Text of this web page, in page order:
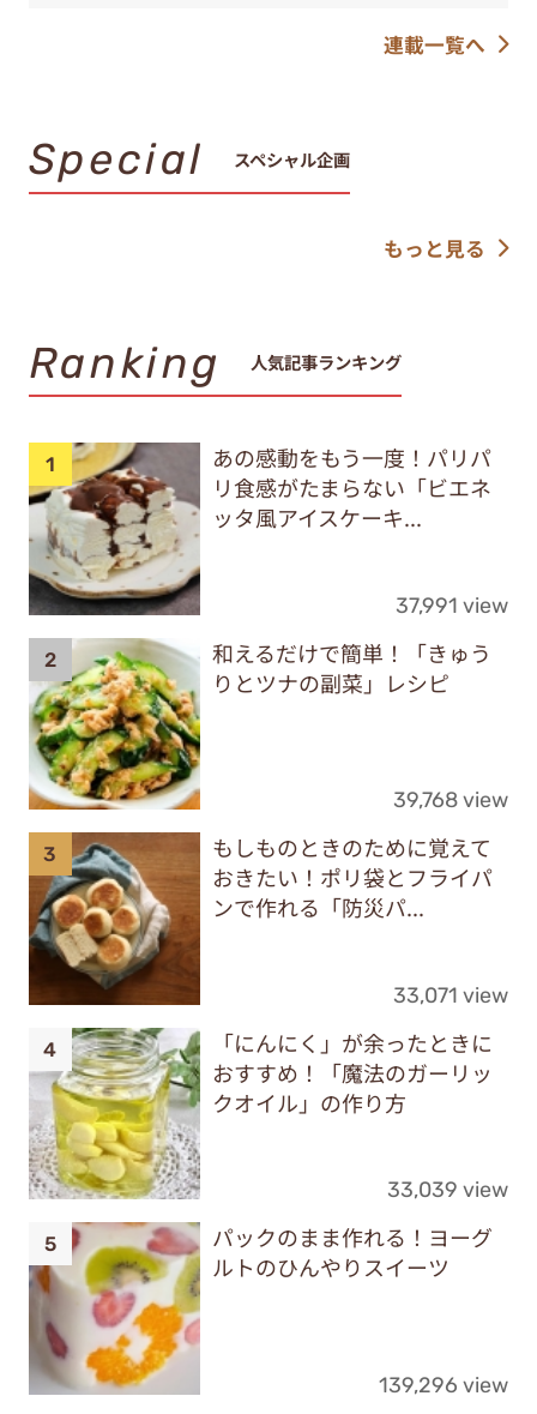
連載一覧へ
Special スペシャル企画
もっと見る
Ranking 人気記事ランキング
あの感動をもう一度！パリパ
リ食感がたまらない「ビエネ
ッタ風アイスケーキ...
37,991 view
和えるだけで簡単！「きゅう
りとツナの副菜」レシピ
39,768 view
もしものときのために覚えて
おきたい！ポリ袋とフライパ
ンで作れる「防災パ...
33,071 view
「にんにく」が余ったときに
おすすめ！「魔法のガーリッ
クオイル」の作り方
33,039 view
パックのまま作れる！ヨーグ
ルトのひんやりスイーツ
139,296 view